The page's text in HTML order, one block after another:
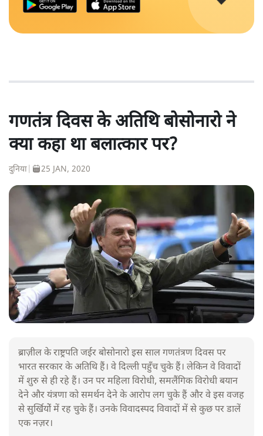
गणतंत्र दिवस के अतिथि बोसोनारो ने
क्या कहा था बलात्कार पर?
दुनिया 25 JAN, 2020
ब्राज़ील के राष्ट्रपति जईर बोसोनारो इस साल गणतंत्रण दिवस पर
भारत सरकार के अतिथि हैं। वे दिल्ली पहुँच चुके हैं। लेकिन वे विवादों
में शुरु से ही रहे हैं। उन पर महिला विरोधी, समलैंगिक विरोधी बयान
देने और यंत्रणा को समर्थन देने के आरोप लग चुके हैं और वे इस वजह
से सुर्खियोें में रह चुके हैं। उनके विवादस्पद विवादों में से कुछ पर डालें
एक नज़र।